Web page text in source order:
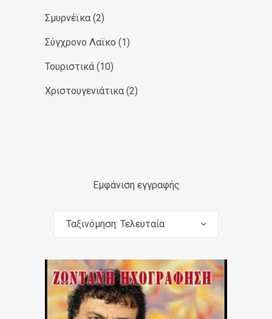
Σμυρνέϊκα (2)
Σύγχρονο Λαϊκο (1)
Τουριστικά (10)
Χριστουγενιάτικα (2)
Εμφάνιση εγγραφής
Ταξινόμηση: Τελευταία